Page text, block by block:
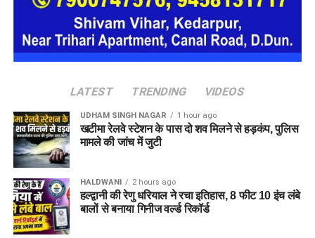
हर यूनिट में अलग किचन जैसी सुविधाएं भी होंगी, ताकि वहां रहने वाली
महिलाओं और बच्चों को रोजमर्रा के जीवन में ज्यादा स्वतंत्रता और जिम्मेदारी
का अनुभव हो सके। प्रस्तावित परिसर में कुल 16 घर विकसित किए
जाएंगे, जिनमें करीब 88 लोगों के रहने की व्यवस्था होगी।
LATEST TRENDING VIDEOS
UDHAM SINGH NAGAR 1 hour ago
खटीमा रेलवे स्टेशन के पास दो शव मिलने से हड़कंप, पुलिस
मामले की जांच में जुटी
HALDWANI 2 hours ago
हल्द्वानी की रेणु धरियाल ने रचा इतिहास, 8 फीट 10 इंच लंबे
बालों से बनाया गिनीज वर्ल्ड रिकॉर्ड